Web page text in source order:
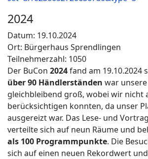
2024
Datum: 19.10.2024
Ort: Bürgerhaus Sprendlingen
Teilnehmerzahl: 1050
Der BuCon 2024fand am 19.10.2024
über 90 Händlerständen war
gleichbleibend groß, wobei wir nicht
berücksichtigen konnten, da unser
ausgereizt war. Das Lese- und
verteilte sich auf neun Räume und
als 100 Programmpunkte. Die
sich auf einen neuen Rekordwert